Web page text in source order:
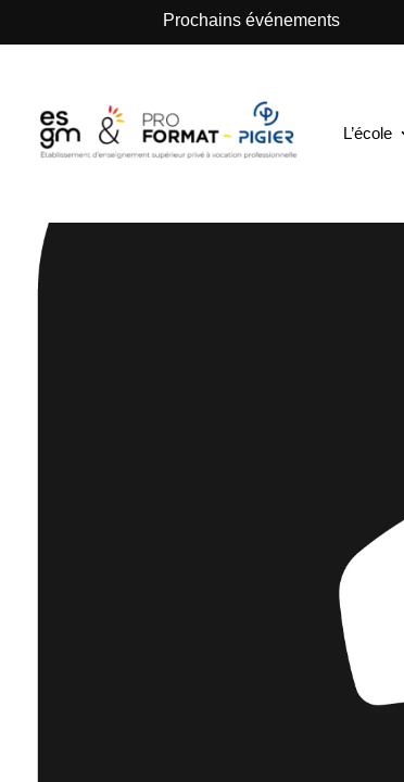
Prochains événements
L’école